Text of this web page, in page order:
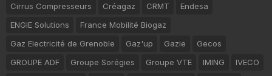
Cirrus Compresseurs
Créagaz CRMT
Endesa
ENGIE Solutions
France Mobilité Biogaz
Gaz Electricité de Grenoble
Gaz'up Gazie
Gecos
GROUPE ADF
Groupe Sorégies Groupe VTE IMING
IVECO